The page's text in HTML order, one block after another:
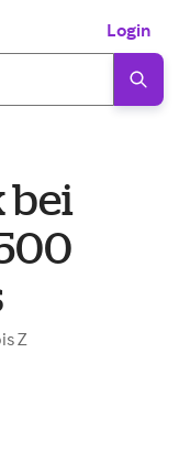
Login
bei
Z